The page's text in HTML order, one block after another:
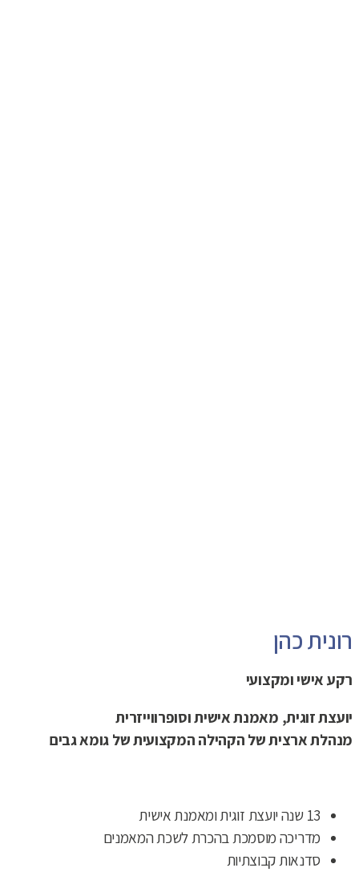
רונית כהן
רקע אישי ומקצועי
יועצת זוגית, מאמנת אישית וסופרווייזרית
מנהלת ארצית של הקהילה המקצועית של גומא גבים
13 שנה יועצת זוגית ומאמנת אישית
מדריכה מוסמכת בהכרת לשכת המאמנים
סדנאות קבוצתיות